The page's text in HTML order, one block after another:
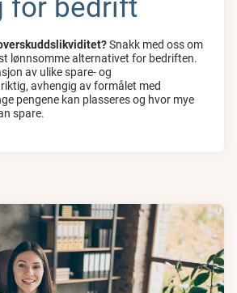
Snakk med oss om
lønnsomme alternativet for bedriften.
av ulike spare- og
avhengig av formålet med
pengene kan plasseres og hvor mye
spare.